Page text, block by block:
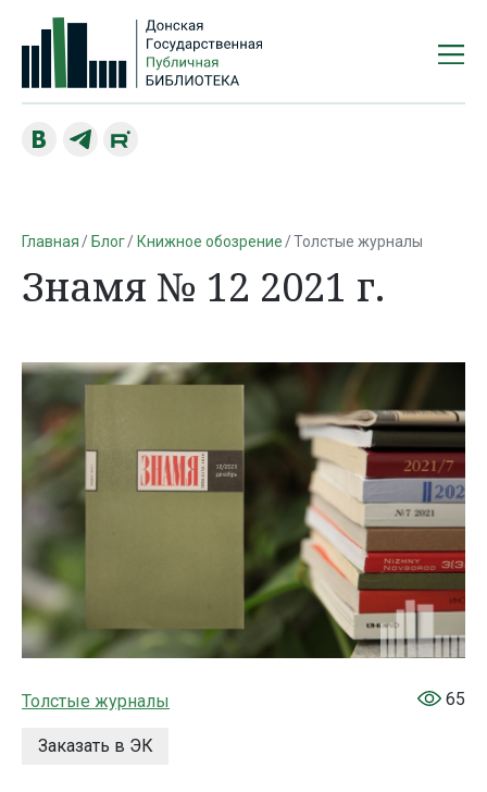
Главная Блог Книжное обозрение Толстые журналы
Знамя № 12 2021 г.
Толстые журналы
Заказать в ЭК
65